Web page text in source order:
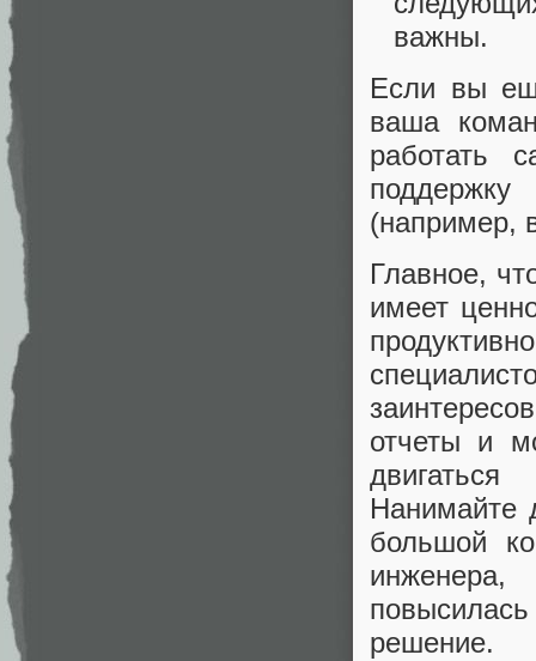
важны.
Если вы
ваша
работать
(например,
Главное,
имеет
отчеты и
Нанимайте
большой
решение.